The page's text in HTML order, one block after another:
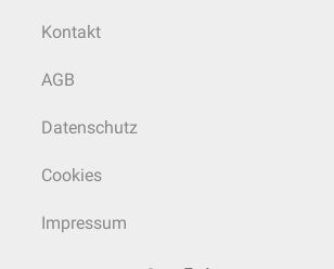
Kontakt
AGB
Datenschutz
Cookies
Impressum